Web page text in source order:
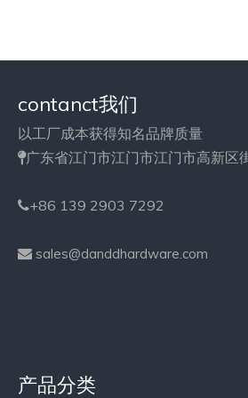
contanct我们
以工厂成本获得知名品牌质量
广东省江门市江门市江门市高新
+86 139 2903 7292
 sales@danddhardware.com
产品分类